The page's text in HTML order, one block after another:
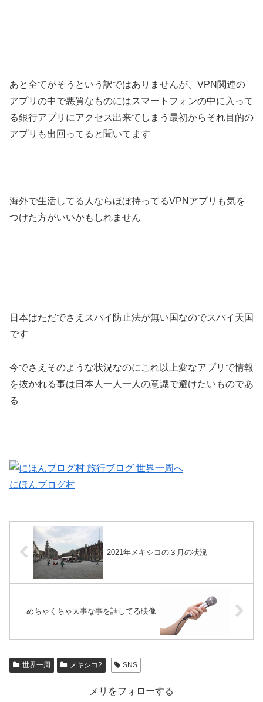
あと全てがそうという訳ではありませんが、VPN関連の
アプリの中で悪質なものにはスマートフォンの中に入って
る銀行アプリにアクセス出来てしまう最初からそれ目的の
アプリも出回ってると聞いてます
海外で生活してる人ならほぼ持ってるVPNアプリも気を
つけた方がいいかもしれません
日本はただでさえスパイ防止法が無い国なのでスパイ天国
です
今でさえそのような状況なのにこれ以上変なアプリで情報
を抜かれる事は日本人一人一人の意識で避けたいものであ
る
にほんブログ村
2021年メキシコの３月の状況
めちゃくちゃ大事な事を話してる映像
世界一周 メキシコ2 SNS
メリをフォローする